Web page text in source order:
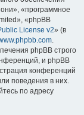
«программное
«phpBB
License v2» (в
.
phpBB строго
и phpBB
конференций
поведения в них.
по адресу